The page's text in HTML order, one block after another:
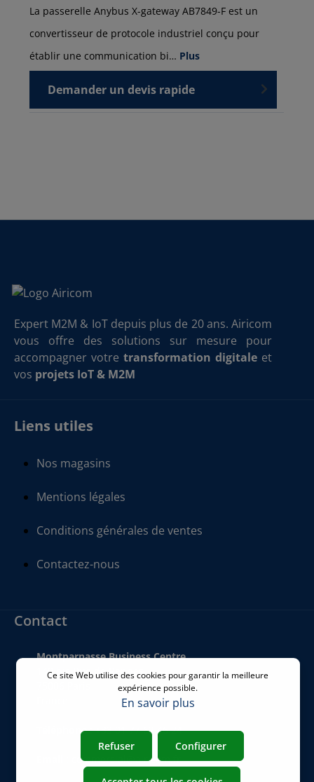
La passerelle Anybus X-gateway AB7849-F est un
convertisseur de protocole industriel conçu pour
établir une communication bi… Plus
Demander un devis rapide
Expert M2M & IoT depuis plus de 20 ans. Airicom
vous offre des solutions sur mesure pour
accompagner votre transformation digitale et
vos projets IoT & M2M
Liens utiles
Nos magasins
Mentions légales
Conditions générales de ventes
Contactez-nous
Contact
Montparnasse Business Centre
140 bis Rue de Rennes
Téléphone:+33 01 77 62 46 24
commercial@airicom.fr
Ce site Web utilise des cookies pour garantir la meilleure
expérience possible.
En savoir plus
Refuser Configurer